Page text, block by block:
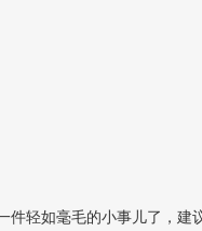
轻如毫毛的小事儿了，建